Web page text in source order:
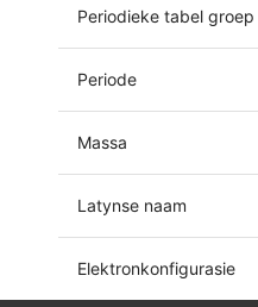
Periodieke tabel groep
Periode
Massa
Latynse naam
Elektronkonfigurasie